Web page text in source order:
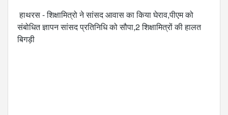
हाथरस - शिक्षामित्रो ने सांसद आवास का किया घेराव,पीएम को
संबोधित ज्ञापन सांसद प्रतिनिधि को सौपा,2 शिक्षामित्रों की हालत
बिगड़ी